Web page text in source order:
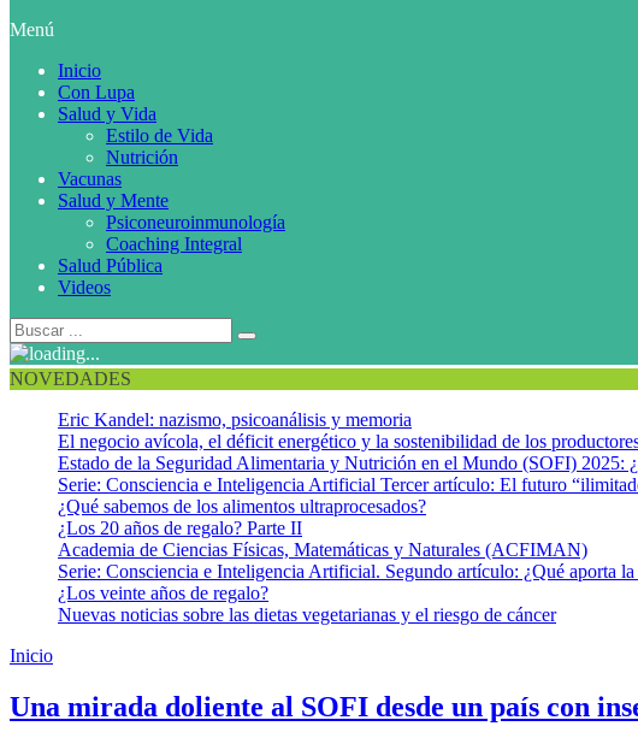
Menú
Inicio
Con Lupa
Salud y Vida
Estilo de Vida
Nutrición
Vacunas
Salud y Mente
Psiconeuroinmunología
Coaching Integral
Salud Pública
Videos
NOVEDADES
Eric Kandel: nazismo, psicoanálisis y memoria
El negocio avícola, el déficit energético y la sostenibilidad de los
Estado de la Seguridad Alimentaria y Nutrición en el Mundo (SOFI) 2025:
Serie: Consciencia e Inteligencia Artificial Tercer artículo: El futuro
¿Qué sabemos de los alimentos ultraprocesados?
¿Los 20 años de regalo? Parte II
Academia de Ciencias Físicas, Matemáticas y Naturales (ACFIMAN)
Serie: Consciencia e Inteligencia Artificial. Segundo artículo: ¿Qué aporta
¿Los veinte años de regalo?
Nuevas noticias sobre las dietas vegetarianas y el riesgo de cáncer
Inicio
Una mirada doliente al SOFI desde un país con